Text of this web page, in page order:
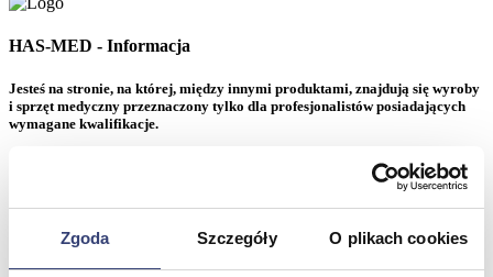
Zgoda Szczegóły O plikach cookies
HAS-MED - Informacja
Jesteś na stronie, na której, między innymi produktami, znajdują się wyroby
i sprzęt medyczny przeznaczony tylko dla profesjonalistów posiadających
wymagane kwalifikacje.
„To jest wyrób medyczny. Używaj go zgodnie z instrukcją
informacją i ją akceptujesz.